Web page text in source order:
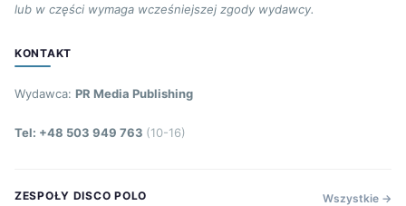
lub w części wymaga wcześniejszej zgody wydawcy.
KONTAKT
Wydawca: PR Media Publishing
Tel: +48 503 949 763 (10-16)
ZESPOŁY DISCO POLO Wszystkie →